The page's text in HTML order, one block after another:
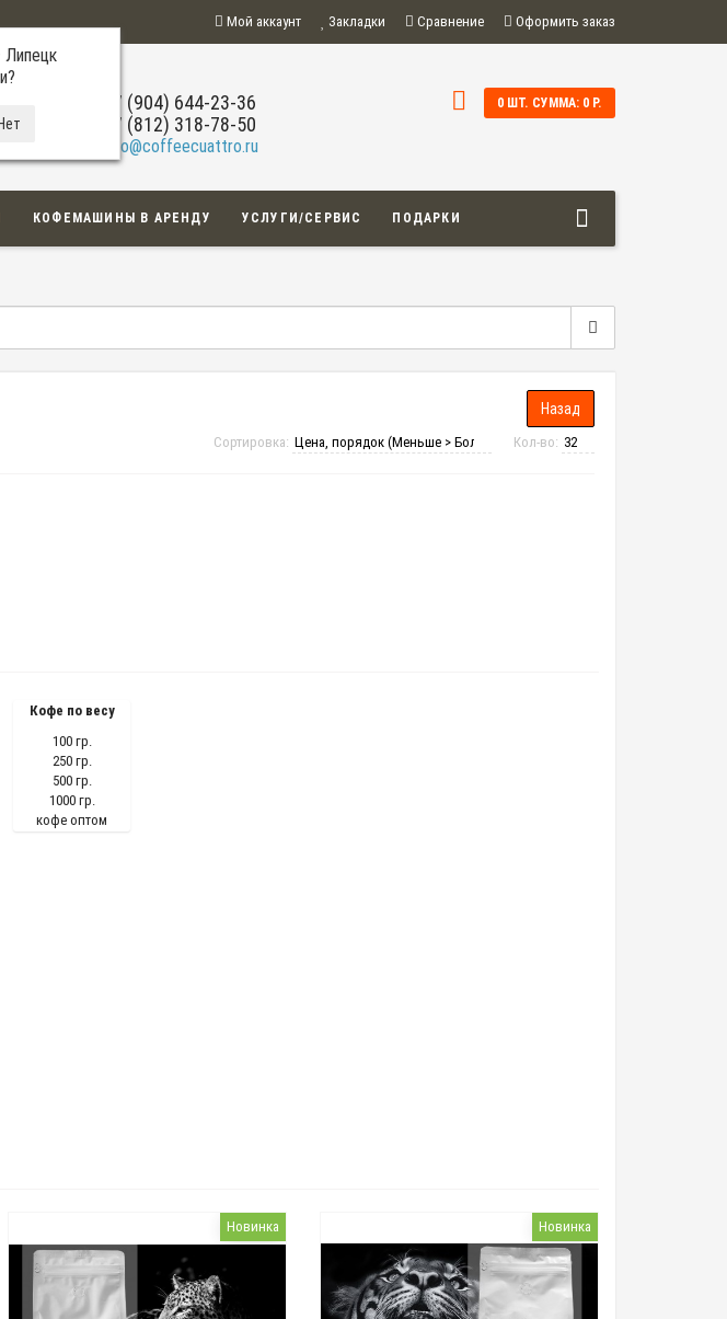
Липецк
Мой аккаунт Закладки Сравнение Оформить заказ
+7 (904) 644-23-36
+7 (812) 318-78-50
info@coffeecuattro.ru
0 ШТ. СУММА: 0 Р.
КОФЕМАШИНЫ В АРЕНДУ УСЛУГИ/СЕРВИС ПОДАРКИ
Кол-во:
Сортировка:
Кофе по весу
100 гр.
250 гр.
500 гр.
1000 гр.
кофе оптом
Новинка Новинка